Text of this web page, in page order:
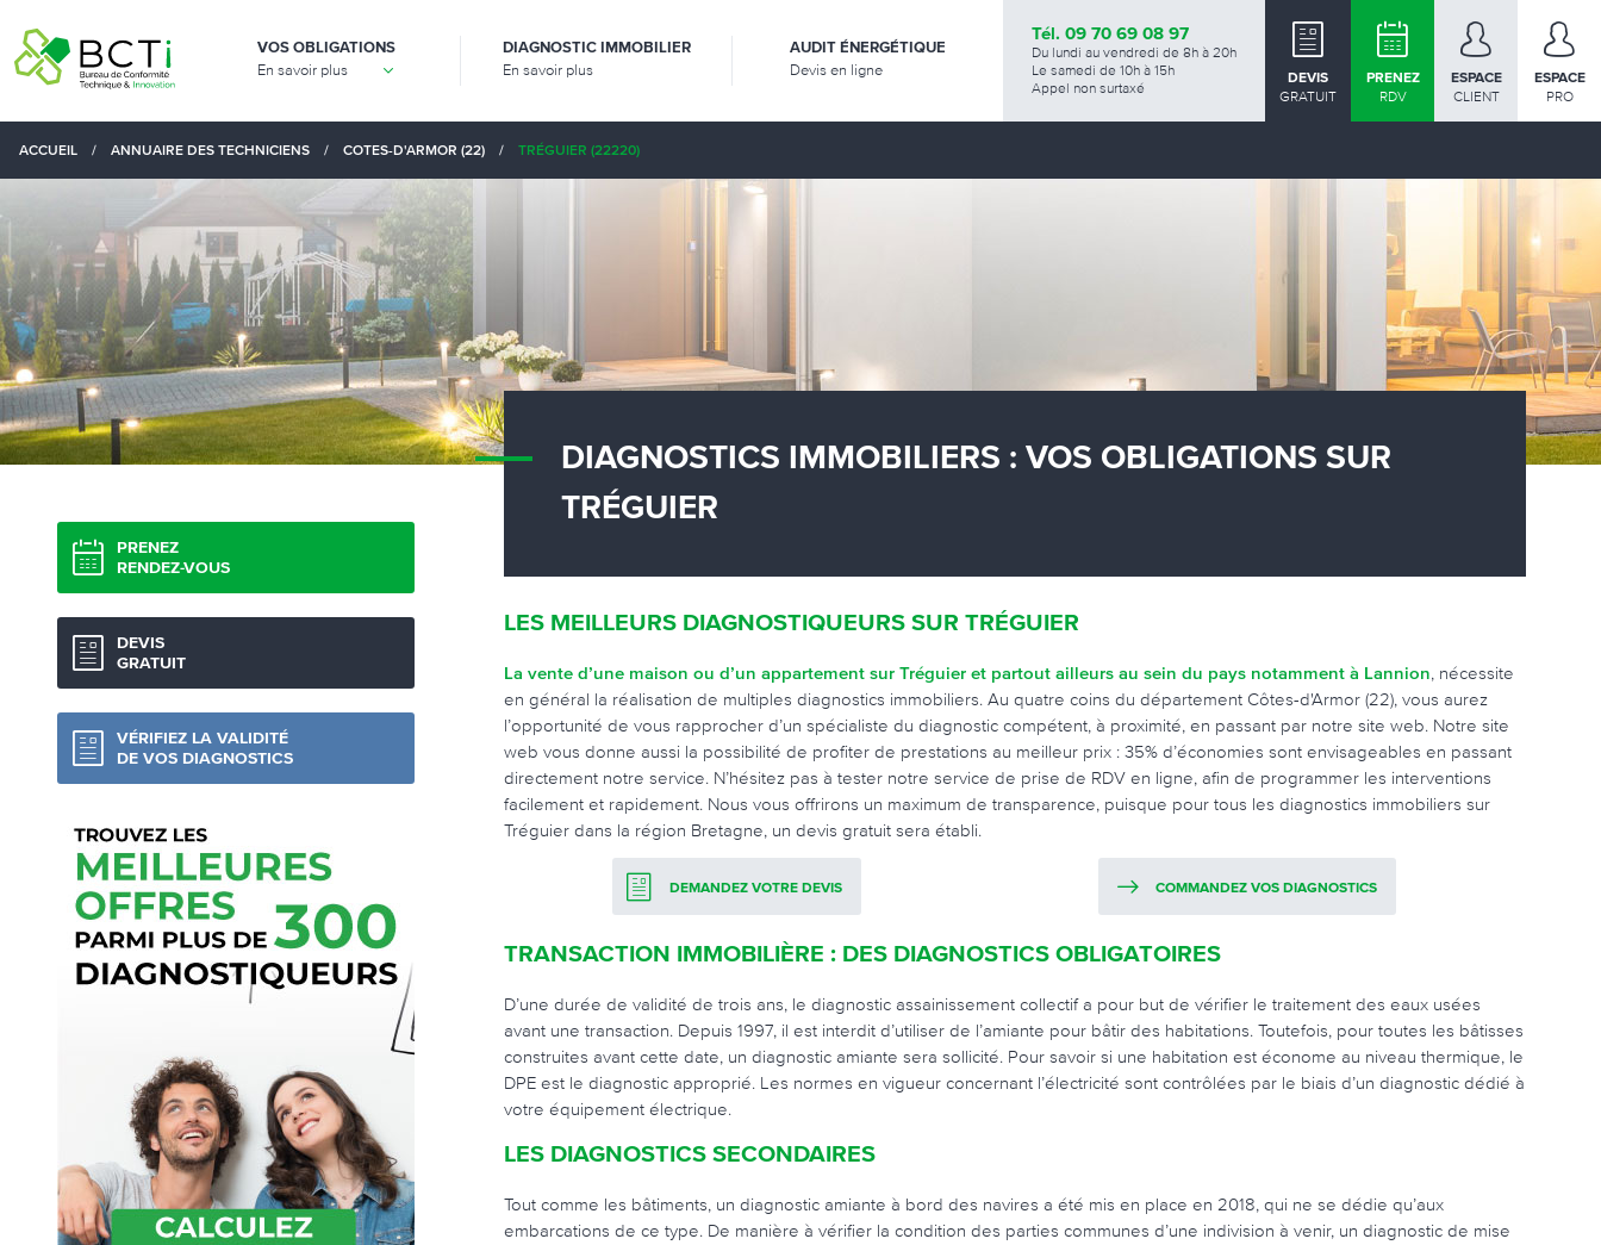
VOS OBLIGATIONS
En savoir plus
DIAGNOSTIC IMMOBILIER
En savoir plus
AUDIT ÉNERGÉTIQUE
Devis en ligne
Tél. 09 70 69 08 97
Du lundi au vendredi de 8h à 20h
Le samedi de 10h à 15h
Appel non surtaxé
DEVIS
GRATUIT
PRENEZ
RDV
ESPACE
CLIENT
ESPACE
PRO
ACCUEIL / ANNUAIRE DES TECHNICIENS / COTES-D'ARMOR (22) / TRÉGUIER (22220)
PRENEZ
RENDEZ-VOUS
DEVIS
GRATUIT
VÉRIFIEZ LA VALIDITÉ
DE VOS DIAGNOSTICS
DIAGNOSTICS IMMOBILIERS : VOS OBLIGATIONS SUR
TRÉGUIER
LES MEILLEURS DIAGNOSTIQUEURS SUR TRÉGUIER
La vente d’une maison ou d’un appartement sur Tréguier et partout ailleurs au sein du pays notamment à Lannion, nécessite
en général la réalisation de multiples diagnostics immobiliers. Au quatre coins du département Côtes-d'Armor (22), vous aurez
l’opportunité de vous rapprocher d’un spécialiste du diagnostic compétent, à proximité, en passant par notre site web. Notre site
web vous donne aussi la possibilité de profiter de prestations au meilleur prix : 35% d’économies sont envisageables en passant
directement notre service. N’hésitez pas à tester notre service de prise de RDV en ligne, afin de programmer les interventions
facilement et rapidement. Nous vous offrirons un maximum de transparence, puisque pour tous les diagnostics immobiliers sur
Tréguier dans la région Bretagne, un devis gratuit sera établi.
DEMANDEZ VOTRE DEVIS COMMANDEZ VOS DIAGNOSTICS
TRANSACTION IMMOBILIÈRE : DES DIAGNOSTICS OBLIGATOIRES
D’une durée de validité de trois ans, le diagnostic assainissement collectif a pour but de vérifier le traitement des eaux usées
avant une transaction. Depuis 1997, il est interdit d’utiliser de l’amiante pour bâtir des habitations. Toutefois, pour toutes les bâtisses
construites avant cette date, un diagnostic amiante sera sollicité. Pour savoir si une habitation est économe au niveau thermique, le
DPE est le diagnostic approprié. Les normes en vigueur concernant l’électricité sont contrôlées par le biais d’un diagnostic dédié à
votre équipement électrique.
LES DIAGNOSTICS SECONDAIRES
Tout comme les bâtiments, un diagnostic amiante à bord des navires a été mis en place en 2018, qui ne se dédie qu’aux
embarcations de ce type. De manière à vérifier la condition des parties communes d’une indivision à venir, un diagnostic de mise